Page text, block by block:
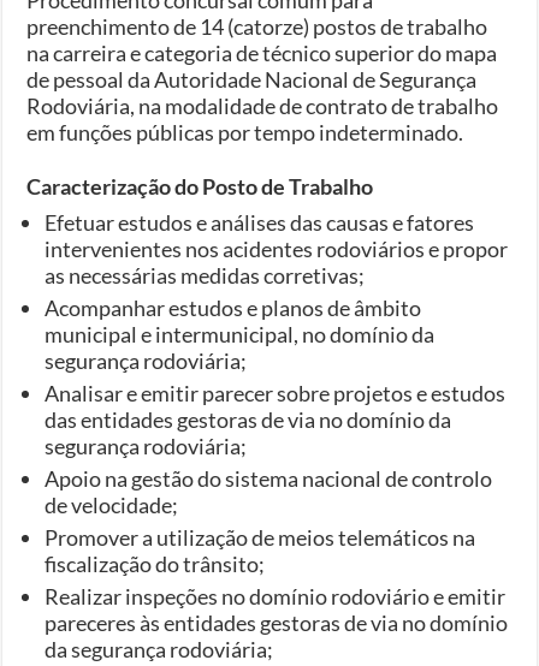
preenchimento de 14 (catorze) postos de trabalho
na carreira e categoria de técnico superior do mapa
de pessoal da Autoridade Nacional de Segurança
Rodoviária, na modalidade de contrato de trabalho
em funções públicas por tempo indeterminado.
Caracterização do Posto de Trabalho
Efetuar estudos e análises das causas e fatores
intervenientes nos acidentes rodoviários e propor
as necessárias medidas corretivas;
Acompanhar estudos e planos de âmbito
municipal e intermunicipal, no domínio da
segurança rodoviária;
Analisar e emitir parecer sobre projetos e estudos
das entidades gestoras de via no domínio da
segurança rodoviária;
Apoio na gestão do sistema nacional de controlo
de velocidade;
Promover a utilização de meios telemáticos na
fiscalização do trânsito;
Realizar inspeções no domínio rodoviário e emitir
pareceres às entidades gestoras de via no domínio
da segurança rodoviária;